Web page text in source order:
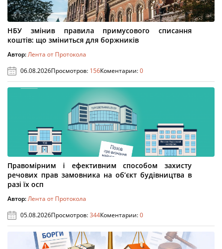
НБУ змінив правила примусового списання
коштів: що зміниться для боржників
Автор:Лента от Протокола
06.08.2026Просмотров: 156Коментарии:0
Правомірним і ефективним способом захисту
речових прав замовника на об’єкт будівництва в
разі їх осп
Автор:Лента от Протокола
05.08.2026Просмотров:344Коментарии:0